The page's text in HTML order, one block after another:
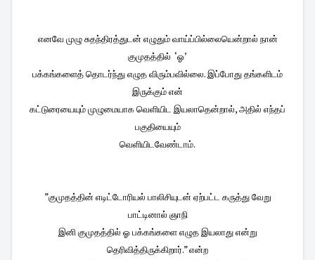
எனவே முழு சுதந்திரத்துடன் எழுதும் வாய்ப்பில்லையென்றால் நான்
குமுதத்தில் ‘ஓ’
பக்கங்களைத் தொடர்ந்து எழுத விரும்பவில்லை. இப்போது தங்களிடம்
இருக்கும் என்
கட்டுரையையும் முழுமையாக வெளியிட இயலாதென்றால், அதில் எந்தப்
பகுதியையும்
வெளியிடவேண்டாம்.
”குமுதத்தின் எடிட்டோரியல் பாலிசியுடன் ஏற்பட்ட கருத்து வேறு
பாட்டினால் ஞாநி
இனி குமுதத்தில் ஓ பக்கங்களை எழுத இயலாது என்று
தெரிவித்திருக்கிறார்.” என்ற